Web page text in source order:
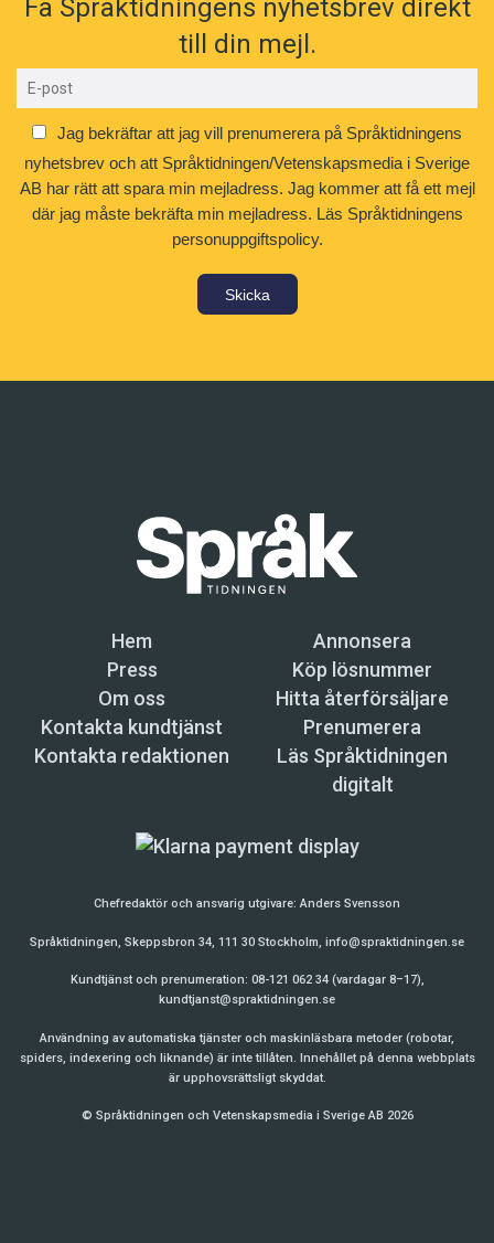
Få Språktidningens nyhetsbrev direkt
till din mejl.
Jag bekräftar att jag vill prenumerera på Språktidningens
nyhetsbrev och att Språktidningen/Vetenskapsmedia i Sverige
AB har rätt att spara min mejladress. Jag kommer att få ett mejl
där jag måste bekräfta min mejladress. Läs Språktidningens
personuppgiftspolicy.
Skicka
Hem
Annonsera
Press
Köp lösnummer
Om oss
Hitta återförsäljare
Kontakta kundtjänst
Prenumerera
Kontakta redaktionen
Läs Språktidningen
digitalt
Chefredaktör och ansvarig utgivare:Anders Svensson
Språktidningen, Skeppsbron 34, 111 30 Stockholm, info@spraktidningen.se
Kundtjänst och prenumeration: 08-121 062 34 (vardagar 8–17),
kundtjanst@spraktidningen.se
Användning av automatiska tjänster och maskinläsbara metoder (robotar,
spiders, indexering och liknande) är inte tillåten. Innehållet på denna webbplats
är upphovsrättsligt skyddat.
© Språktidningen och Vetenskapsmedia i Sverige AB 2026